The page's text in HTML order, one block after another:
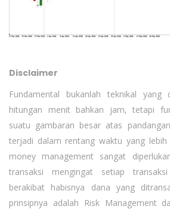
Disclaimer
Fundamental bukanlah teknikal yang
hitungan menit bahkan jam, tetapi
suatu gambaran besar atas
terjadi dalam rentang waktu yang lebih
money management sangat
transaksi mengingat setiap
berakibat habisnya dana yang
prinsipnya adalah Risk Management